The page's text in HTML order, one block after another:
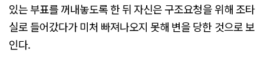
있는 부표를 꺼내놓도록 한 뒤 자신은 구조요청을 위해 조타
실로 들어갔다가 미처 빠져나오지 못해 변을 당한 것으로 보
인다.